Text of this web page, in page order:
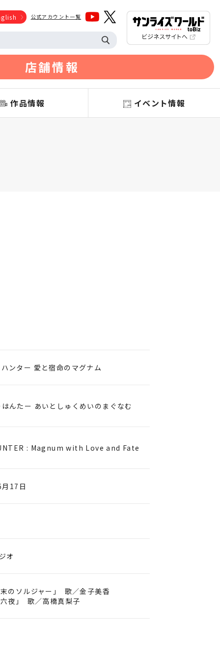
公式アカウント一覧
店舗情報
作品情報 イベント情報
ンター 愛と宿命のマグナム
はんたー あいとしゅくめいのまぐなむ
: Magnum with Love and Fate
17日
オ
のソルジャー｣ 歌／金子美香
六夜｣ 歌／高橋真梨子